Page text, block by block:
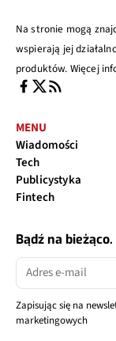
Na stronie mogą
wspierają jej
produktów. Więcej
MENU
Wiadomości
Tech
Publicystyka
Fintech
Bądź na
Zapisując się na
marketingowych